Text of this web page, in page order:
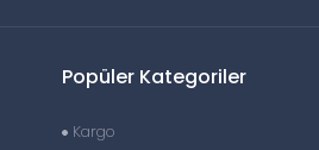
Popüler Kategoriler
Kargo